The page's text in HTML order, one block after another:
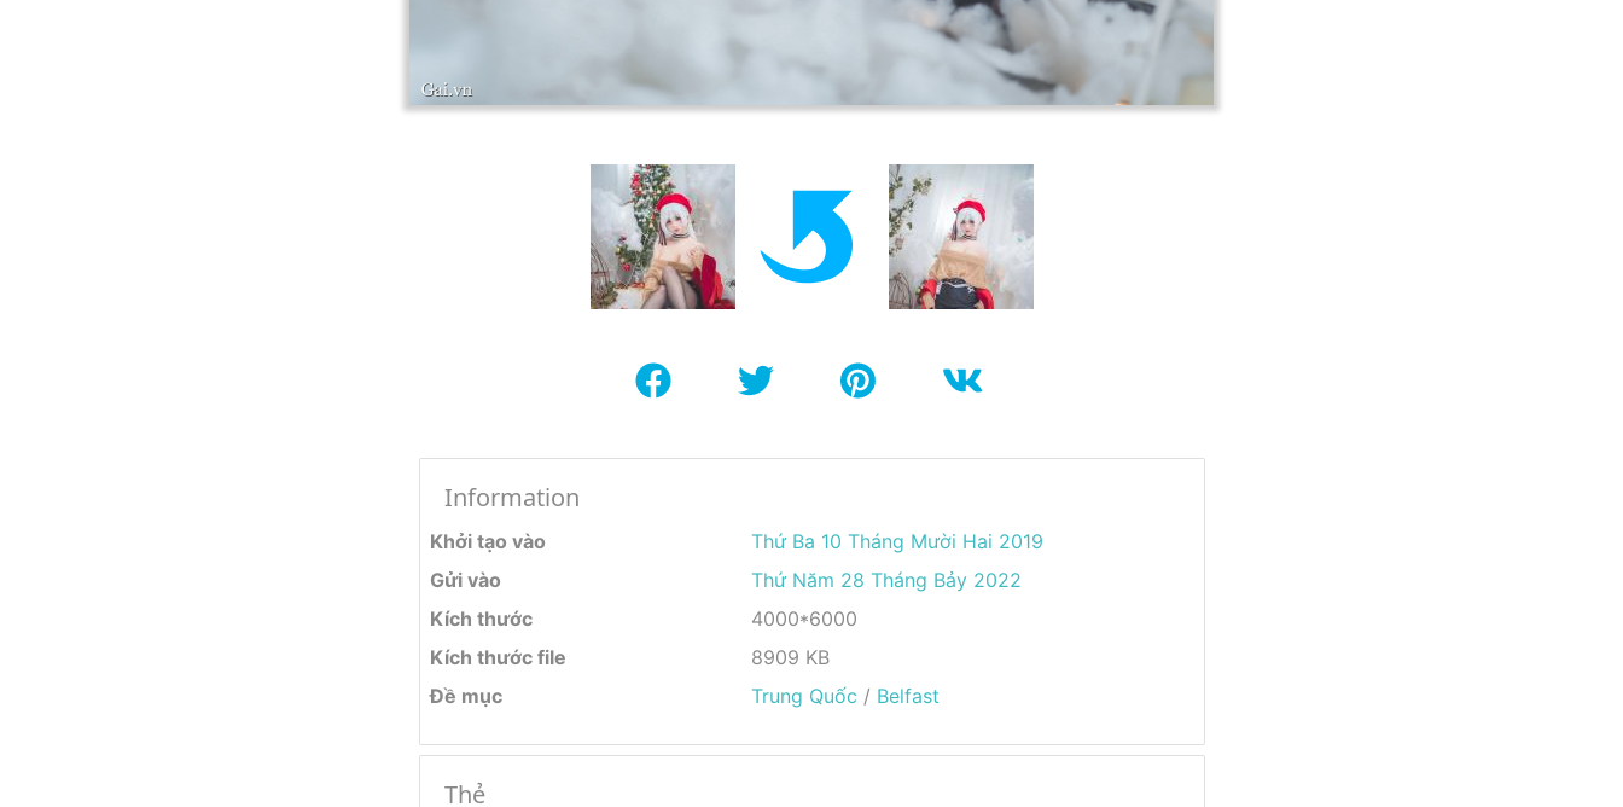
Information
Khởi tạo vào
Thứ Ba 10 Tháng Mười Hai 2019
Gửi vào
Thứ Năm 28 Tháng Bảy 2022
Kích thước
4000*6000
Kích thước file
8909 KB
Đề mục
Trung Quốc / Belfast
Thẻ